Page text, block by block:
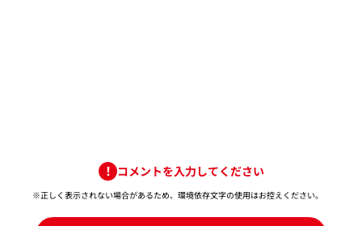
コメントを入力してください
※正しく表示されない場合があるため、環境依存文字の使用はお控えください。​